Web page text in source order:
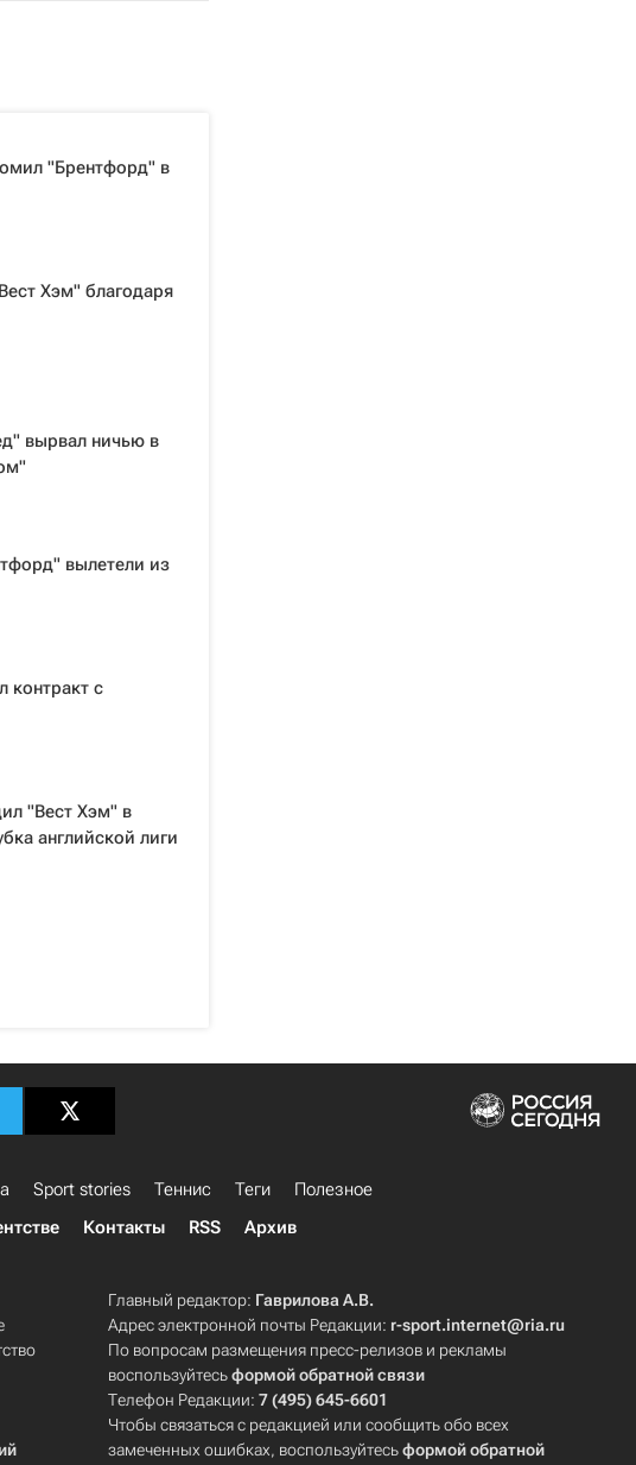
"Брентфорд" в
Хэм" благодаря
вырвал ничью в
вылетели из
контракт с
"Вест Хэм" в
английской лиги
Sport stories Теннис Теги
Полезное
Контакты RSS Архив
Главный редактор: Гаврилова А.В.
Адрес электронной почты Редакции: r-sport.internet@ria.ru
По вопросам размещения пресс-релизов и рекламы
воспользуйтесьформой обратной связи
Телефон Редакции:7 (495) 645-6601
Чтобы связаться с редакцией или сообщить обо всех
замеченных ошибках, воспользуйтесьформой обратной